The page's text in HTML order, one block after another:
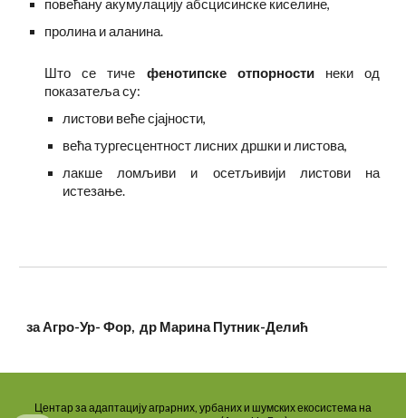
повећану акумулацију абсцисинске киселине,
пролина и аланина.
Што се тиче фенотипске отпорностинеки од
показатеља су:
листови веће сјајности,
већа тургесцентност лисних дршки и листова,
лакше ломљиви и осетљивији листови на
истезање.
за Агро-Ур- Фор,др Марина Путник-Делић
Центар за адаптацију агрaрних, урбаних и шумских екосистема на